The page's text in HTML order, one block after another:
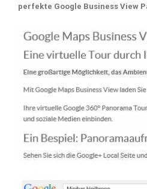
perfekte Google Business View